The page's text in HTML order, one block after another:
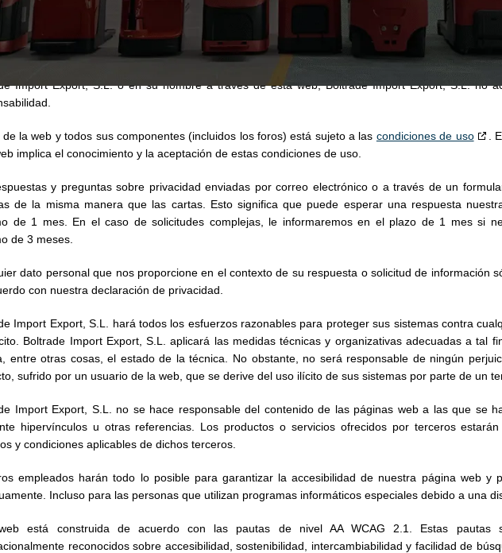
responsabilizamos de las pérdidas derivadas de inexactitudes o datos incompletos, ni de
de problemas causados o inherentes a la difusión de la información a través de
o fallos. Al utilizar formularios web, nos esforzamos por limitar al mínimo el
Por cualquier pérdida sufrida como resultado del uso de datos, consejos o ideas
Import Export, S.L. o en su nombre a través de esta web, Boltrade Import Export, S.L. no
de la web y todos sus componentes (incluidos los foros) está sujeto a las condiciones de uso
.
implica el conocimiento y la aceptación de estas condiciones de uso.
y preguntas sobre privacidad enviadas por correo electrónico o a través de un
de la misma manera que las cartas. Esto significa que puede esperar una respuesta
de 1 mes. En el caso de solicitudes complejas, le informaremos en el plazo de 1 mes si
de 3 meses.
dato personal que nos proporcione en el contexto de su respuesta o solicitud de información
con nuestra declaración de privacidad.
Import Export, S.L. hará todos los esfuerzos razonables para proteger sus sistemas contra
Boltrade Import Export, S.L. aplicará las medidas técnicas y organizativas adecuadas a tal
entre otras cosas, el estado de la técnica. No obstante, no será responsable de ningún
sufrido por un usuario de la web, que se derive del uso ilícito de sus sistemas por parte de un
Import Export, S.L. no se hace responsable del contenido de las páginas web a las que se
hipervínculos u otras referencias. Los productos o servicios ofrecidos por terceros
y condiciones aplicables de dichos terceros.
empleados harán todo lo posible para garantizar la accesibilidad de nuestra página web y
Incluso para las personas que utilizan programas informáticos especiales debido a una
está construida de acuerdo con las pautas de nivel AA WCAG 2.1. Estas pautas
reconocidos sobre accesibilidad, sostenibilidad, intercambiabilidad y facilidad de